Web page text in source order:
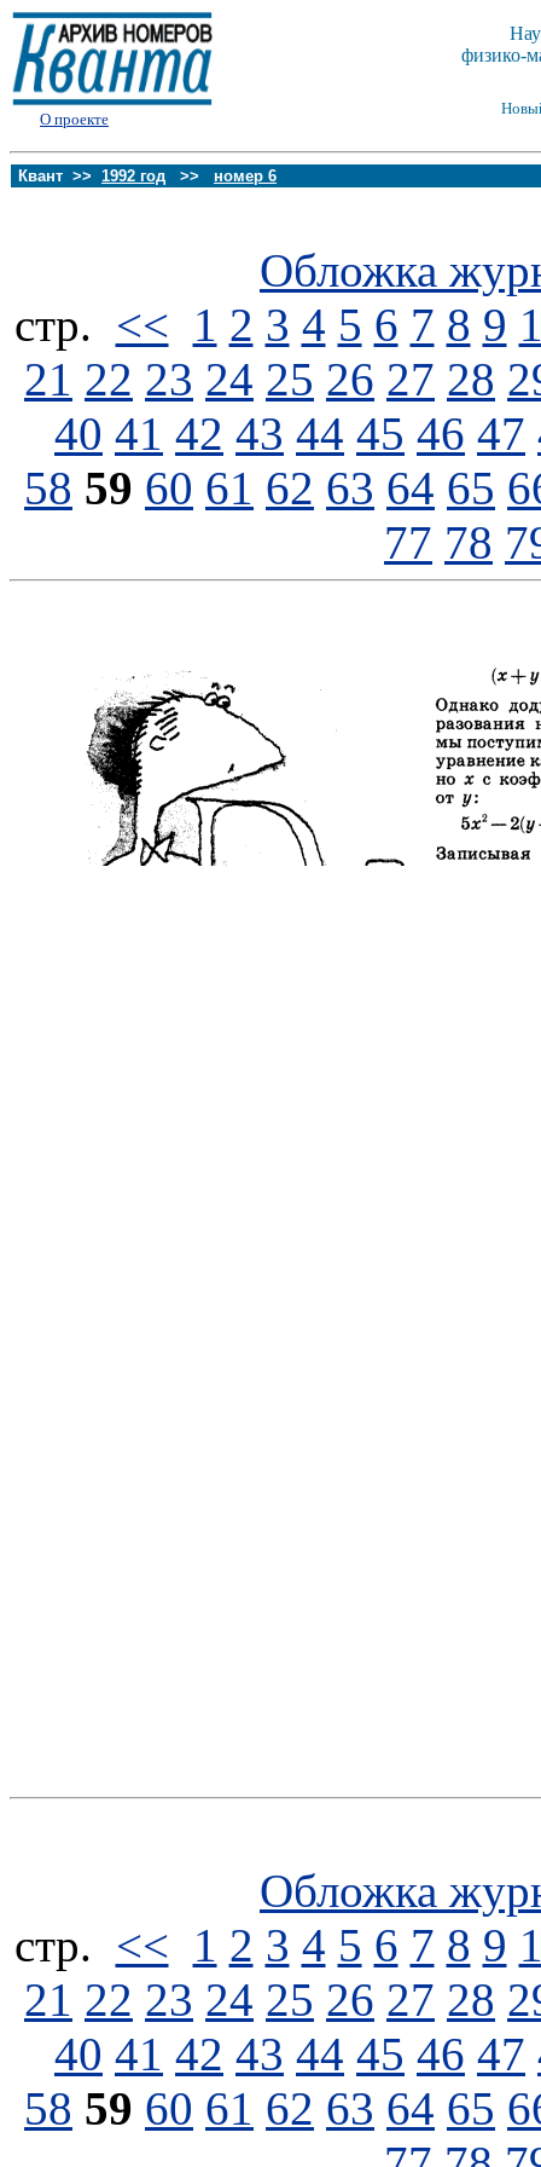
О проекте
физико-
Квант >> 1992 год >> номер 6
Обложка
стp. << 1 2 3 4 5 6 7 8 9
21 22 23 24 25 26 27 28
40 41 42 43 44 45 46 47
58 59 60 61 62 63 64 65
77 78
Обложка
стp. << 1 2 3 4 5 6 7 8 9
21 22 23 24 25 26 27 28
40 41 42 43 44 45 46 47
58 59 60 61 62 63 64 65